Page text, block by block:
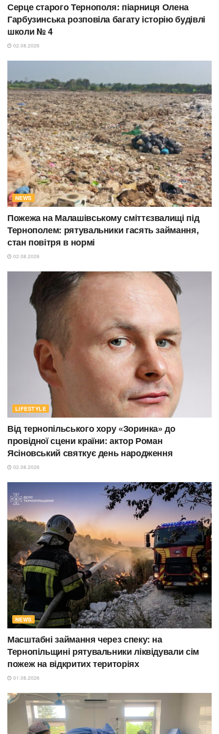
Серце старого Тернополя: піарниця Олена
Гарбузинська розповіла багату історію будівлі
школи № 4
02.08.2026
NEWS
Пожежа на Малашівському сміттєзвалищі під
Тернополем: рятувальники гасять займання,
стан повітря в нормі
02.08.2026
LIFESTYLE
Від тернопільського хору «Зоринка» до
провідної сцени країни: актор Роман
Ясіновський святкує день народження
02.08.2026
NEWS
Масштабні займання через спеку: на
Тернопільщині рятувальники ліквідували сім
пожеж на відкритих територіях
01.08.2026